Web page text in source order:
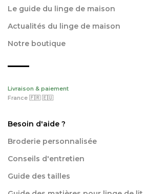
Le guide du linge de maison
Actualités du linge de maison
Notre boutique
Livraison & paiement
France 🇫🇷 🇪🇺
Besoin d'aide ?
Broderie personnalisée
Conseils d'entretien
Guide des tailles